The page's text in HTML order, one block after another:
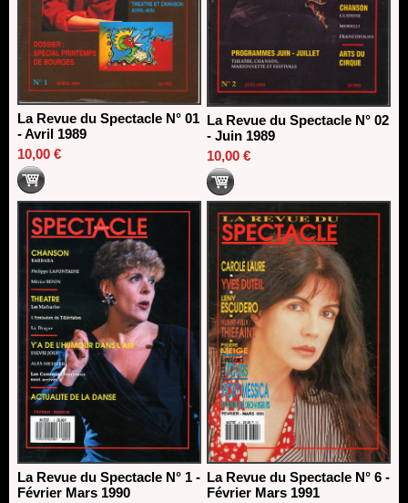
La Revue du Spectacle N° 01
- Avril 1989
10,00 €
La Revue du Spectacle N° 02
- Juin 1989
10,00 €
La Revue du Spectacle N° 1 -
Février Mars 1990
La Revue du Spectacle N° 6 -
Février Mars 1991